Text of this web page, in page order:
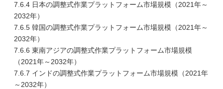
7.6.4 日本の調整式作業プラットフォーム市場規模（2021年～
2032年）
7.6.5 韓国の調整式作業プラットフォーム市場規模（2021年～
2032年）
7.6.6 東南アジアの調整式作業プラットフォーム市場規模
（2021年～2032年）
7.6.7 インドの調整式作業プラットフォーム市場規模（2021年
～2032年）